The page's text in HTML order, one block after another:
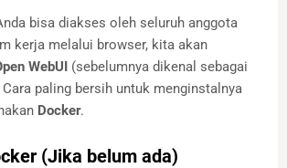
bisa diakses oleh seluruh anggota
kerja melalui browser, kita akan
WebUI (sebelumnya dikenal sebagai
Cara paling bersih untuk menginstalnya
Docker.
(Jika belum ada)